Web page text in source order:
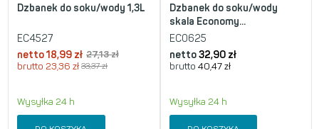
Dzbanek do soku/wody 1,3L
EC4527
netto18,99 zł 27,13zł
brutto 23,36 zł 33,37zł
Wysyłka 24 h
Dzbanek do soku/wody
skala Economy...
EC0625
netto 32,90 zł
brutto 40,47 zł
Wysyłka 24 h